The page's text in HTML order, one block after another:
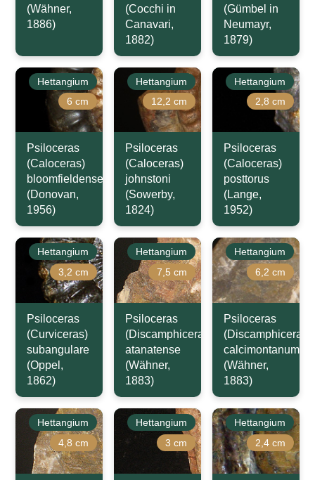
(Wähner,
1886)
(Cocchi in
Canavari,
1882)
(Gümbel in
Neumayr,
1879)
Hettangium
6 cm
Psiloceras
(Caloceras)
bloomfieldense
(Donovan,
1956)
Hettangium
12,2 cm
Psiloceras
(Caloceras)
johnstoni
(Sowerby,
1824)
Hettangium
2,8 cm
Psiloceras
(Caloceras)
posttorus
(Lange,
1952)
Hettangium
3,2 cm
Psiloceras
(Curviceras)
subangulare
(Oppel,
1862)
Hettangium
7,5 cm
Psiloceras
(Discamphiceras)
atanatense
(Wähner,
1883)
Hettangium
6,2 cm
Psiloceras
(Discamphiceras)
calcimontanum
(Wähner,
1883)
Hettangium
4,8 cm
Hettangium
3 cm
Hettangium
2,4 cm